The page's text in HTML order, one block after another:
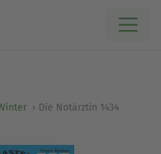
Die Notärztin 1434